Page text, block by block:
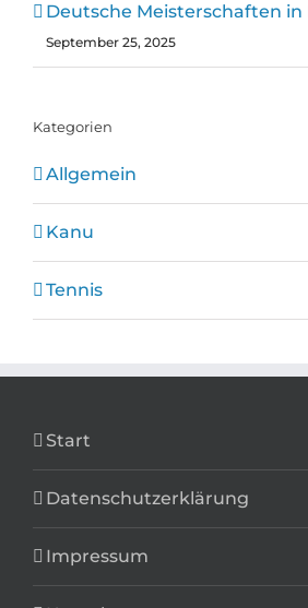
Deutsche Meisterschaften in
September 25, 2025
Kategorien
Allgemein
Kanu
Tennis
Start
Datenschutzerklärung
Impressum